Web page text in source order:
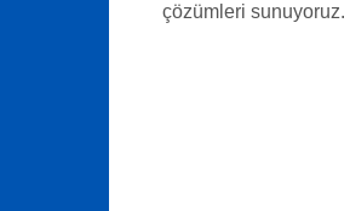
çözümleri